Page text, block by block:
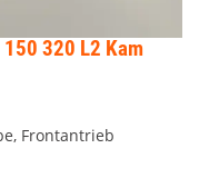
150 320 L2 Kam
Frontantrieb